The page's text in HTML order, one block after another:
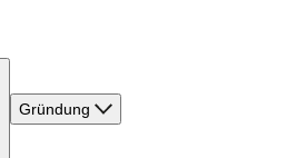
Gründung